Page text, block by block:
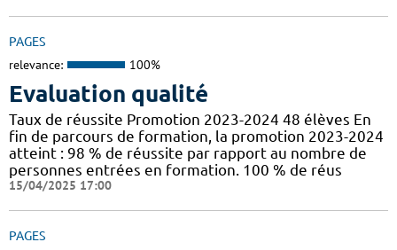
PAGES
relevance: 100%
Evaluation qualité
Taux de réussite Promotion 2023-2024 48 élèves En
fin de parcours de formation, la promotion 2023-2024
atteint : 98 % de réussite par rapport au nombre de
personnes entrées en formation. 100 % de réus
15/04/2025 17:00
PAGES